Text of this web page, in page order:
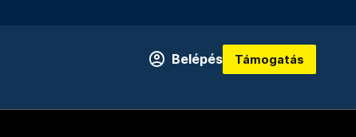
Belépés Támogatás